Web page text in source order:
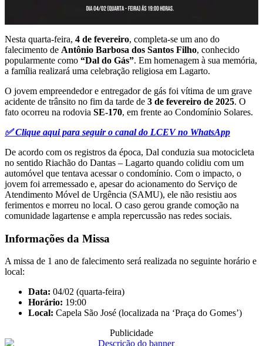
Nesta quarta-feira, 4 de fevereiro, completa-se um ano do
falecimento de Antônio Barbosa dos Santos Filho, conhecido
popularmente como “Dal do Gás”. Em homenagem à sua memória,
a família realizará uma celebração religiosa em Lagarto.
O jovem empreendedor e entregador de gás foi vítima de um grave
acidente de trânsito no fim da tarde de 3 de fevereiro de 2025. O
fato ocorreu na rodovia SE-170, em frente ao Condomínio Solares.
✅ Clique aqui para seguir o canal do LCEV no WhatsApp
De acordo com os registros da época, Dal conduzia sua motocicleta
no sentido Riachão do Dantas – Lagarto quando colidiu com um
automóvel que tentava acessar o condomínio. Com o impacto, o
jovem foi arremessado e, apesar do acionamento do Serviço de
Atendimento Móvel de Urgência (SAMU), ele não resistiu aos
ferimentos e morreu no local. O caso gerou grande comoção na
comunidade lagartense e ampla repercussão nas redes sociais.
Informações da Missa
A missa de 1 ano de falecimento será realizada no seguinte horário e
local:
Data: 04/02 (quarta-feira)
Horário: 19:00
Local: Capela São José (localizada na ‘Praça do Gomes’)
Publicidade